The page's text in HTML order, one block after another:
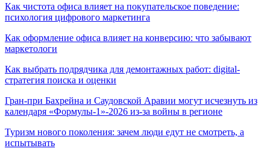
Как чистота офиса влияет на покупательское поведение:
психология цифрового маркетинга
Как оформление офиса влияет на конверсию: что забывают
маркетологи
Как выбрать подрядчика для демонтажных работ: digital-
стратегия поиска и оценки
Гран-при Бахрейна и Саудовской Аравии могут исчезнуть из
календаря «Формулы-1»-2026 из-за войны в регионе
Туризм нового поколения: зачем люди едут не смотреть, а
испытывать